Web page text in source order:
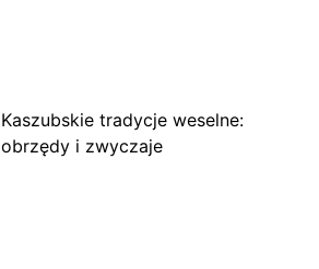
Kaszubskie tradycje weselne:
obrzędy i zwyczaje